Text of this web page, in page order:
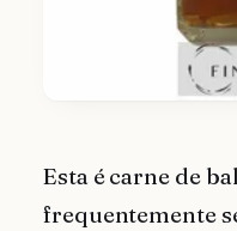
Esta é carne de
frequentemente